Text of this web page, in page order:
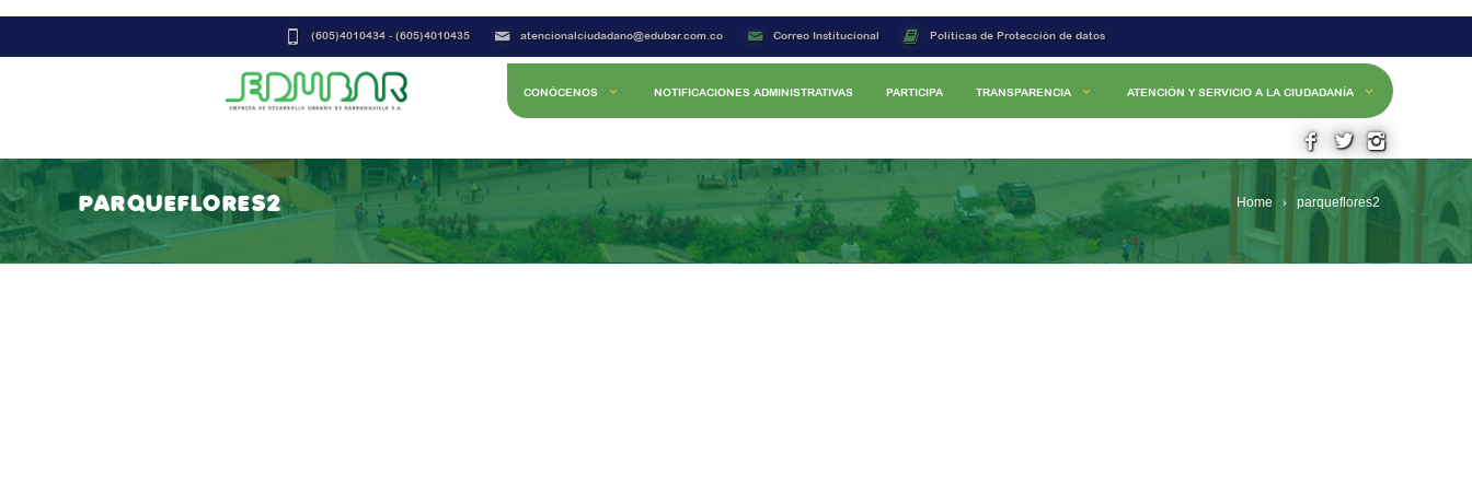
Políticas de Protección de datos
Correo Institucional
atencionalciudadano@edubar.com.co
(605)4010434 - (605)4010435
CONÓCENOS NOTIFICACIONES ADMINISTRATIVAS PARTICIPA TRANSPARENCIA ATENCIÓN Y SERVICIO A LA CIUDADANÍA
Home parqueflores2
PARQUEFLORES2